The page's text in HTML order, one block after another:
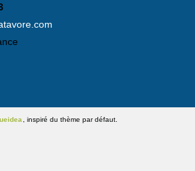
, inspiré du thème par défaut.